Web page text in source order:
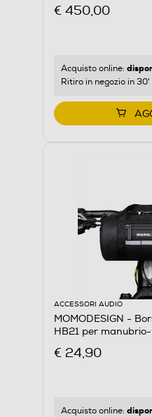
€ 450,00
Acquisto online:
Ritiro in negozio in
ACCESSORI AUDIO
MOMODESIGN -
HB21 per
€ 24,90
Acquisto online: